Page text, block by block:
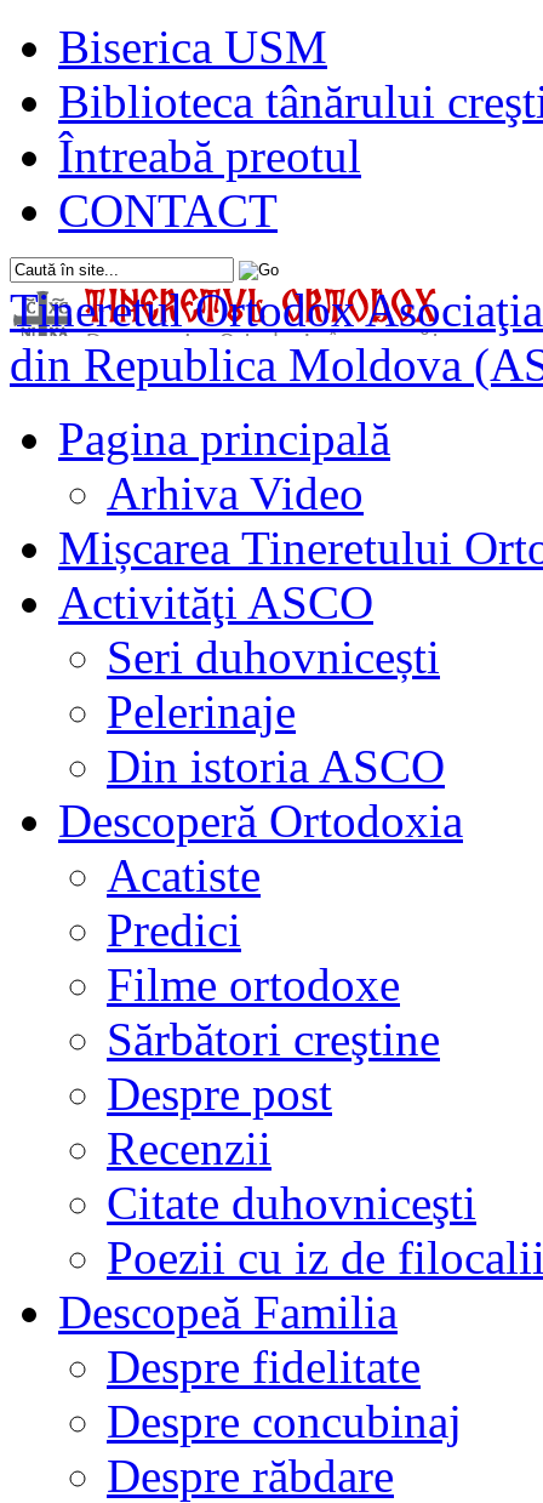
Biserica USM
Biblioteca tânărului
Întreabă preotul
CONTACT
Tineretul Ortodox
din Republica Moldova
Pagina principală
Arhiva Video
Mișcarea Tineretului
Activităţi ASCO
Seri duhovnicești
Pelerinaje
Din istoria ASCO
Descoperă Ortodoxia
Acatiste
Predici
Filme ortodoxe
Sărbători creştine
Despre post
Recenzii
Citate duhovniceşti
Poezii cu iz de
Descopeă Familia
Despre fidelitate
Despre concubinaj
Despre răbdare